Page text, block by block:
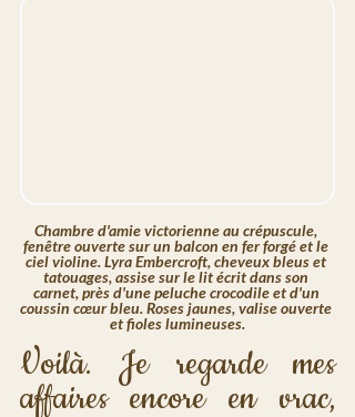
Chambre d'amie victorienne au crépuscule,
fenêtre ouverte sur un balcon en fer forgé et le
ciel violine. Lyra Embercroft, cheveux bleus et
tatouages, assise sur le lit écrit dans son
carnet, près d'une peluche crocodile et d'un
coussin cœur bleu. Roses jaunes, valise ouverte
et fioles lumineuses.
Voilà. Je regarde mes
affaires encore en vrac,